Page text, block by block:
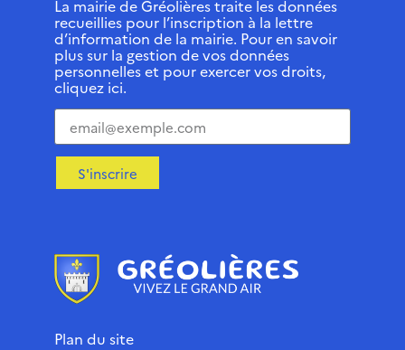
La mairie de Gréolières traite les données
recueillies pour l’inscription à la lettre
d’information de la mairie. Pour en savoir
plus sur la gestion de vos données
personnelles et pour exercer vos droits,
cliquez ici.
S'inscrire
Plan du site